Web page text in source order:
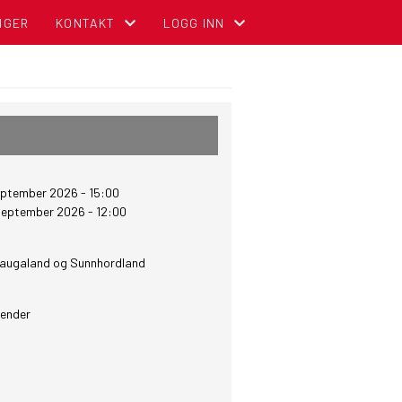
KONTAKT
ADMINISTRASJON
STYREOVERSIKT
SENTRALE KOMITEER
LOGG INN
FOR TILLITSVALGTE (STYREWEB)
NBCC INTRANETT FOR
2026 - 15:00
2026 - 12:00
og Sunnhordland